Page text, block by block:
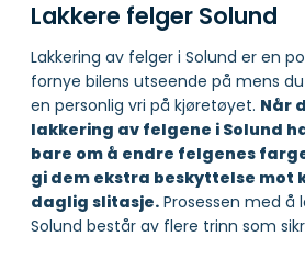
Lakkere felger Solund
Lakkering av felger i Solund er en
fornye bilens utseende på mens
en personlig vri på kjøretøyet. Når
lakkering av felgene i Solund
bare om å endre felgenes
gi dem ekstra beskyttelse mot
daglig slitasje. Prosessen med å
Solund består av flere trinn som